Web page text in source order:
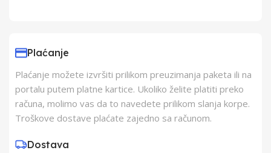
Proizvođač
Schukat Electronic
gmbh
Plaćanje
Plaćanje možete izvršiti prilikom preuzimanja paketa ili na
portalu putem platne kartice. Ukoliko želite platiti preko
računa, molimo vas da to navedete prilikom slanja korpe.
Troškove dostave plaćate zajedno sa računom.
Dostava